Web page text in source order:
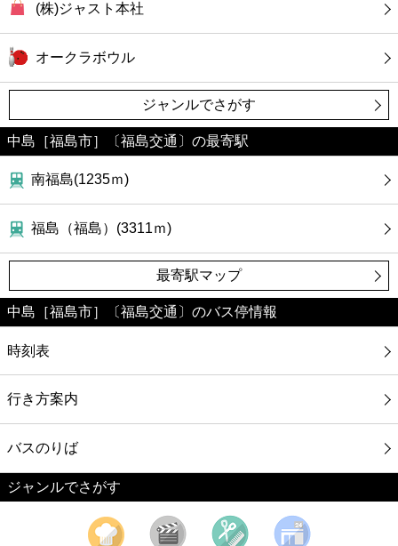
銀行
公共
病院
(株)ジャスト本社
オークラボウル
ジャンルでさがす
中島［福島市］〔福島交通〕の最寄駅
南福島(1235ｍ)
福島（福島）(3311ｍ)
最寄駅マップ
中島［福島市］〔福島交通〕のバス停情報
時刻表
行き方案内
バスのりば
ジャンルでさがす